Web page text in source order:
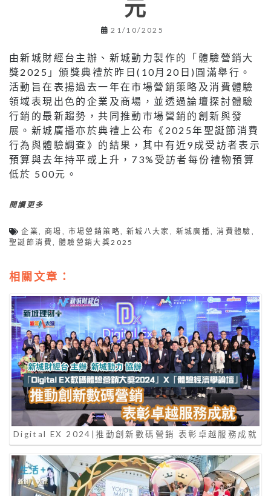
元
21/10/2025
由新城財經台主辦、新城動力製作的「體驗營銷大
獎2025」頒獎典禮於昨日(10月20日)圓滿舉行。
活動旨在表揚過去一年在市場營銷策略及消費體驗
領域表現出色的企業及商場，並透過論壇探討體驗
行銷的最新趨勢，共同推動市場營銷的創新與發
展。新城廣播亦於典禮上公布《2025年聖誕節消費
行為與體驗調查》的結果，其中有近9成受訪者表示
預算與去年持平或上升，73%受訪者每份禮物預算
低於 500元。
閱讀更多
企業 ,商場 市場營銷策略 新城八大家 新城廣播 ,消費體驗
聖誕節消費
體驗營銷大獎2025
相關文章：
Digital EX 2024|推動創新數碼營銷 表彰卓越服務成就